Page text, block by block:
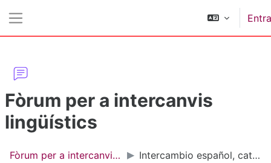
Fòrum per a intercanvis
lingüístics
Fòrum per a intercanvis lingüístics Intercambio español, catalán, Русски,